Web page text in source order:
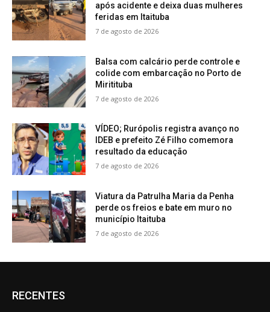
após acidente e deixa duas mulheres
feridas em Itaituba
7 de agosto de 2026
Balsa com calcário perde controle e
colide com embarcação no Porto de
Miritituba
7 de agosto de 2026
VÍDEO; Rurópolis registra avanço no
IDEB e prefeito Zé Filho comemora
resultado da educação
7 de agosto de 2026
Viatura da Patrulha Maria da Penha
perde os freios e bate em muro no
município Itaituba
7 de agosto de 2026
RECENTES